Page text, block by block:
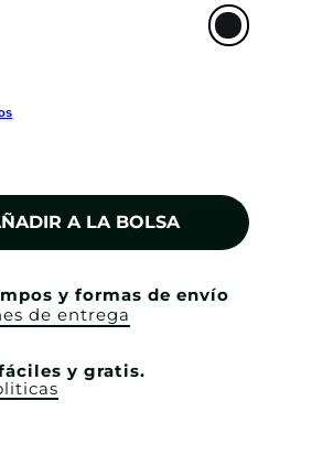
A LA BOLSA
y formas de envío
de entrega
y gratis.